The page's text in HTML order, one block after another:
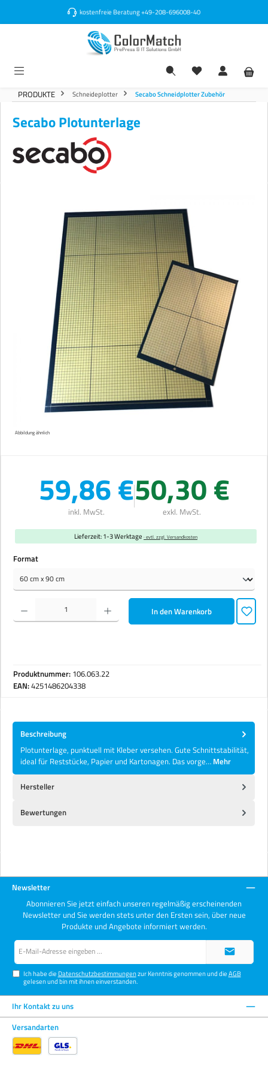
kostenfreie Beratung+49-208-696008-40
PRODUKTE Schneideplotter Secabo Schneidplotter Zubehör
Secabo Plotunterlage
Abbildung ähnlich
59,86 €
inkl. MwSt.
50,30 €
exkl. MwSt.
Lieferzeit: 1-3 Werktage · evtl. zzgl. Versandkosten
Formatauswählen
Produkt Anzahl: Gib den gewünschten Wert ein oder benutze die Schaltflächen um die Anzahl zu
In den Warenkorb
Produktnummer: 106.063.22
EAN:4251486204338
Beschreibung
Plotunterlage, punktuell mit Kleber versehen. Gute Schnittstabilität,
ideal für Reststücke, Papier und Kartonagen. Das vorge… Mehr
Hersteller
Bewertungen
Newsletter
Abonnieren Sie jetzt einfach unseren regelmäßig erscheinenden
Newsletter und Sie werden stets unter den Ersten sein, über neue
Produkte und Angebote informiert werden.
Ich habe die Datenschutzbestimmungenzur Kenntnis genommen und dieAGB
gelesen und bin mit ihnen einverstanden.
Ihr Kontakt zu uns
Versandarten